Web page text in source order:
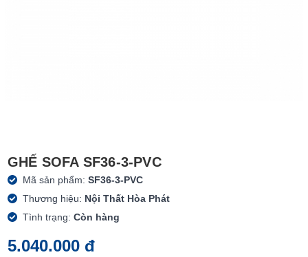
GHẾ SOFA SF36-3-PVC
Mã sản phẩm:SF36-3-PVC
Thương hiệu: Nội Thất Hòa Phát
Tình trạng:Còn hàng
5.040.000 đ